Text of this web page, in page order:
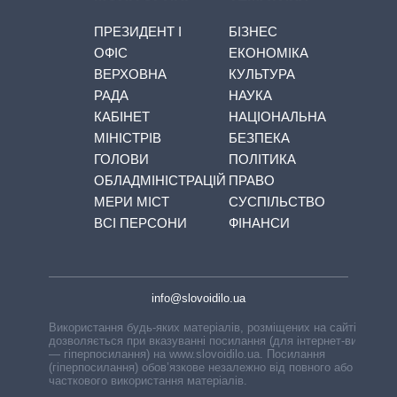
ПРЕЗИДЕНТ І
ОФІС
ВЕРХОВНА
РАДА
КАБІНЕТ
МІНІСТРІВ
ГОЛОВИ
ОБЛАДМІНІСТРАЦІЙ
МЕРИ МІСТ
ВСІ ПЕРСОНИ
БІЗНЕС
ЕКОНОМІКА
КУЛЬТУРА
НАУКА
НАЦІОНАЛЬНА
БЕЗПЕКА
ПОЛІТИКА
ПРАВО
СУСПІЛЬСТВО
ФІНАНСИ
info@slovoidilo.ua
Використання будь-яких матеріалів, розміщених на сайті,
дозволяється при вказуванні посилання (для інтернет-видань
— гіперпосилання) на www.slovoidilo.ua. Посилання
(гіперпосилання) обов’язкове незалежно від повного або
часткового використання матеріалів.